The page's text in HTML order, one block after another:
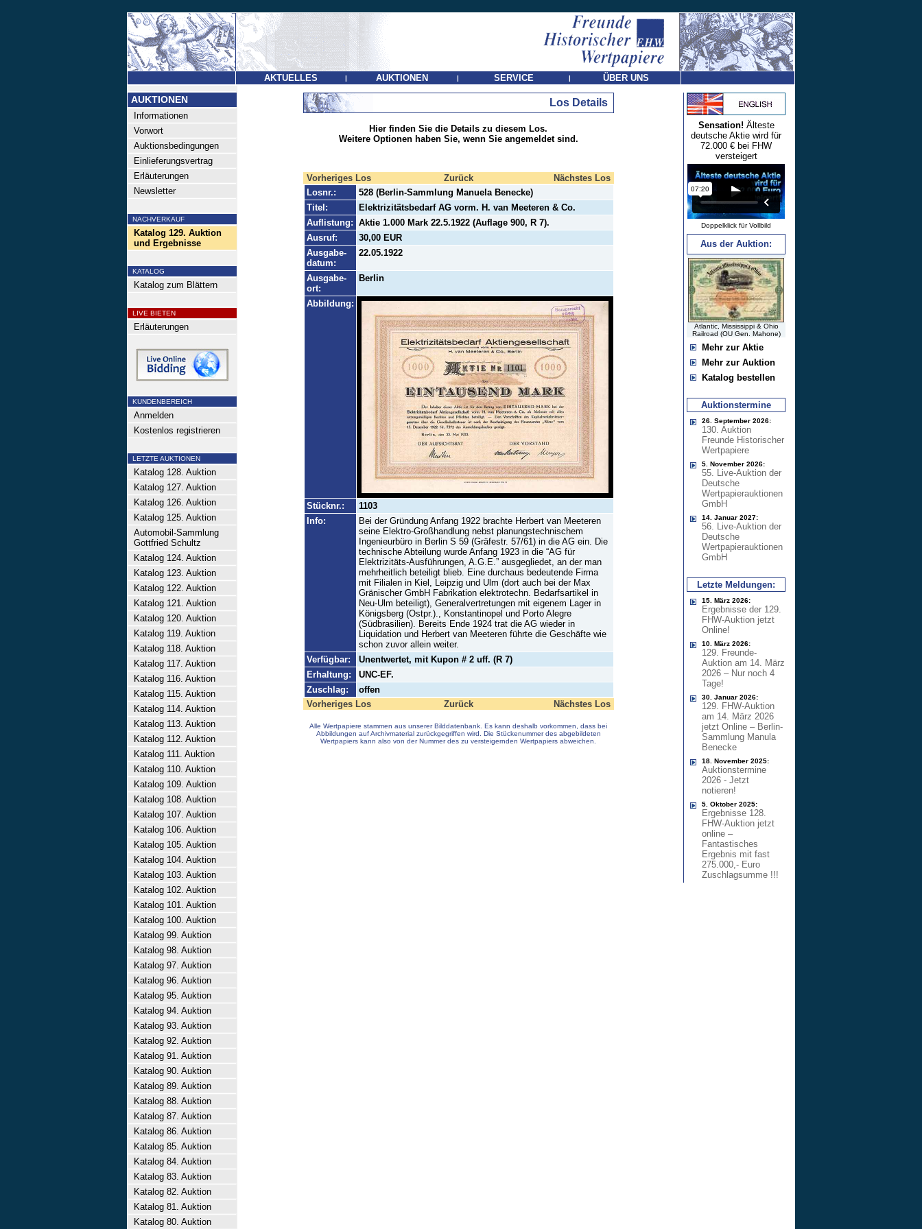
AKTUELLES | AUKTIONEN | SERVICE | ÜBER UNS
AUKTIONEN
Informationen
Vorwort
Auktionsbedingungen
Einlieferungsvertrag
Erläuterungen
Newsletter
NACHVERKAUF
Katalog 129. Auktion
und Ergebnisse
KATALOG
Katalog zum Blättern
LIVE BIETEN
Erläuterungen
KUNDENBEREICH
Anmelden
Kostenlos registrieren
LETZTE AUKTIONEN
Katalog 128. Auktion
Katalog 127. Auktion
Katalog 126. Auktion
Katalog 125. Auktion
Automobil-Sammlung
Gottfried Schultz
Katalog 124. Auktion
Katalog 123. Auktion
Katalog 122. Auktion
Katalog 121. Auktion
Katalog 120. Auktion
Katalog 119. Auktion
Katalog 118. Auktion
Katalog 117. Auktion
Katalog 116. Auktion
Katalog 115. Auktion
Katalog 114. Auktion
Katalog 113. Auktion
Katalog 112. Auktion
Katalog 111. Auktion
Katalog 110. Auktion
Katalog 109. Auktion
Katalog 108. Auktion
Katalog 107. Auktion
Katalog 106. Auktion
Katalog 105. Auktion
Katalog 104. Auktion
Katalog 103. Auktion
Katalog 102. Auktion
Katalog 101. Auktion
Katalog 100. Auktion
Katalog 99. Auktion
Katalog 98. Auktion
Katalog 97. Auktion
Katalog 96. Auktion
Katalog 95. Auktion
Katalog 94. Auktion
Katalog 93. Auktion
Katalog 92. Auktion
Katalog 91. Auktion
Katalog 90. Auktion
Katalog 89. Auktion
Katalog 88. Auktion
Katalog 87. Auktion
Katalog 86. Auktion
Katalog 85. Auktion
Katalog 84. Auktion
Katalog 83. Auktion
Katalog 82. Auktion
Katalog 81. Auktion
Katalog 80. Auktion
Los Details
Hier finden Sie die Details zu diesem Los.
Weitere Optionen haben Sie, wenn Sie angemeldet sind.
Vorheriges Los Zurück
Nächstes Los
Losnr.:
528 (Berlin-Sammlung Manuela Benecke)
Titel:
Elektrizitätsbedarf AG vorm. H. van Meeteren & Co.
Auflistung: Aktie 1.000 Mark 22.5.1922 (Auflage 900, R 7).
Ausruf:
30,00 EUR
Ausgabe-
datum:
22.05.1922
Ausgabe-
ort:
Berlin
Abbildung:
Stücknr.:
1103
Info:
Bei der Gründung Anfang 1922 brachte Herbert van Meeteren
seine Elektro-Großhandlung nebst planungstechnischem
Ingenieurbüro in Berlin S 59 (Gräfestr. 57/61) in die AG ein. Die
technische Abteilung wurde Anfang 1923 in die “AG für
Elektrizitäts-Ausführungen, A.G.E.” ausgegliedet, an der man
mehrheitlich beteiligt blieb. Eine durchaus bedeutende Firma
mit Filialen in Kiel, Leipzig und Ulm (dort auch bei der Max
Gränischer GmbH Fabrikation elektrotechn. Bedarfsartikel in
Neu-Ulm beteiligt), Generalvertretungen mit eigenem Lager in
Königsberg (Ostpr.)., Konstantinopel und Porto Alegre
(Südbrasilien). Bereits Ende 1924 trat die AG wieder in
Liquidation und Herbert van Meeteren führte die Geschäfte wie
schon zuvor allein weiter.
Verfügbar:
Unentwertet, mit Kupon # 2 uff. (R 7)
Erhaltung:
UNC-EF.
Zuschlag:
offen
Vorheriges Los
Zurück Nächstes Los
Alle Wertpapiere stammen aus unserer Bilddatenbank. Es kann deshalb vorkommen, dass bei
Abbildungen auf Archivmaterial zurückgegriffen wird. Die Stückenummer des abgebildeten
Wertpapiers kann also von der Nummer des zu versteigernden Wertpapiers abweichen.
Sensation! Älteste
deutsche Aktie wird für
72.000 € bei FHW
versteigert
Doppelklick für Vollbild
Aus der Auktion:
Atlantic, Mississippi & Ohio
Railroad (OU Gen. Mahone)
Mehr zur Aktie
Mehr zur Auktion
Katalog bestellen
Auktionstermine
26. September 2026:
130. Auktion
Freunde Historischer
Wertpapiere
5. November 2026:
55. Live-Auktion der
Deutsche
Wertpapierauktionen
GmbH
14. Januar 2027:
56. Live-Auktion der
Deutsche
Wertpapierauktionen
GmbH
Letzte Meldungen:
15. März 2026:
Ergebnisse der 129.
FHW-Auktion jetzt
Online!
10. März 2026:
129. Freunde-
Auktion am 14. März
2026 – Nur noch 4
Tage!
30. Januar 2026:
129. FHW-Auktion
am 14. März 2026
jetzt Online – Berlin-
Sammlung Manula
Benecke
18. November 2025:
Auktionstermine
2026 - Jetzt
notieren!
5. Oktober 2025:
Ergebnisse 128.
FHW-Auktion jetzt
online –
Fantastisches
Ergebnis mit fast
275.000,- Euro
Zuschlagsumme !!!